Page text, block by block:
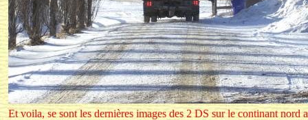
Et voila, se sont les dernières images des 2 DS sur le continant nord